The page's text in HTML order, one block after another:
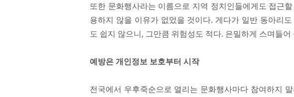
또한 문화행사라는 이름으로 지역 정치인들에게도 접근
용하지 않을 이유가 없었을 것이다. 게다가 일반 동아리
도 쉽지 않으니, 그만큼 위험성도 적다. 은밀하게 스며들
예방은 개인정보 보호부터 시작
전국에서 우후죽순으로 열리는 문화행사마다 참여하지